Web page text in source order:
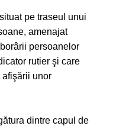
pe traseul unui
amenajat
persoanelor
rutier şi care
afişării unor
dintre capul de